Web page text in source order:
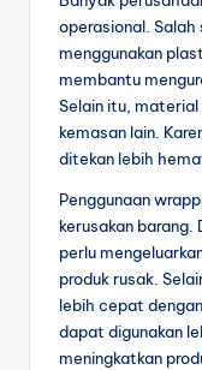
operasional.
menggunakan
membantu
Selain itu, material
kemasan lain.
ditekan lebih
Penggunaan
kerusakan
perlu
produk rusak.
lebih cepat
dapat digunakan
meningkatkan